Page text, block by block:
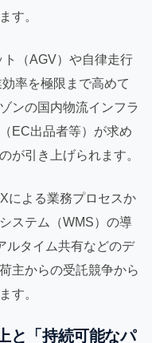
す。
（AGV）や自律走行
率を極限まで高めて
ンの国内物流インフラ
EC出品者等）が求め
が引き上げられます。
による業務プロセスか
ステム（WMS）の導
ルタイム共有などのデ
主からの受託競争から
す。
と「持続可能なパ